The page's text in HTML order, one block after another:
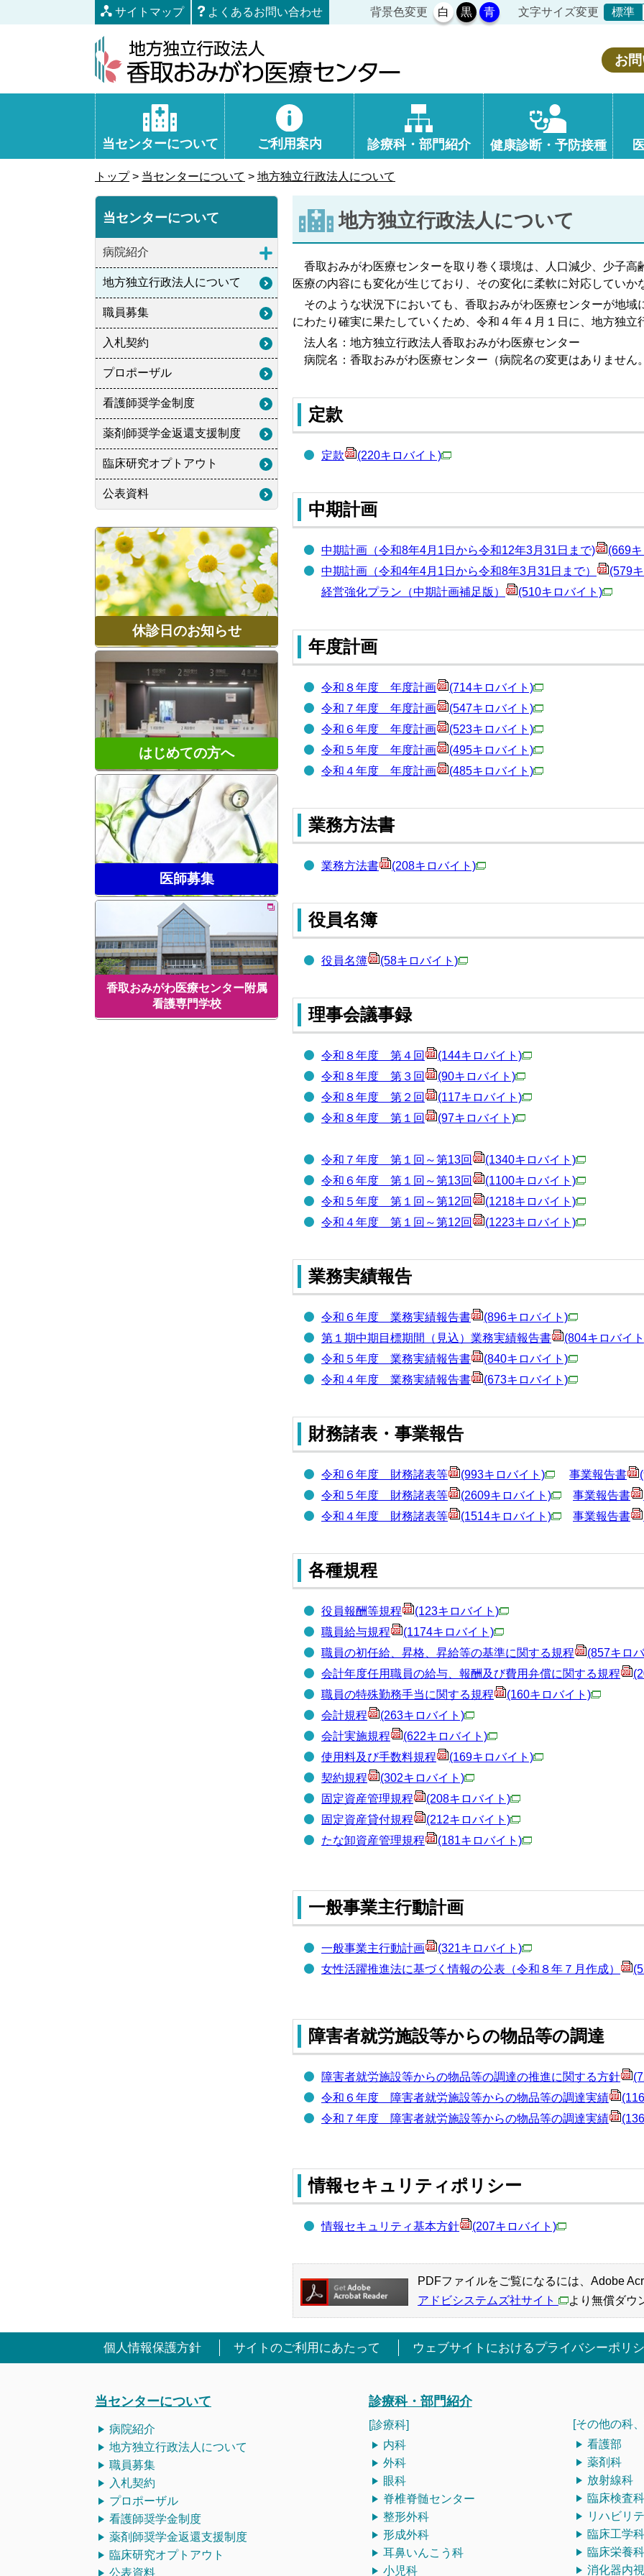
文
サイトマップ よくあるお問い合わせ 背景色変更 白 黒 青 文字サイズ変更 標準
お
当センターについて ご利用案内 診療科・部門紹介 健康診断・予防接種
トップ > 当センターについて > 地方独立行政法人について
地方独立行政法人について
香取おみがわ医療センターを取り巻く環境は、人口減少、少子高
医療の内容にも変化が生じており、その変化に柔軟に対応していか
そのような状況下においても、香取おみがわ医療センターが地域
にわたり確実に果たしていくため、令和４年４月１日に、地方独立
法人名：地方独立行政法人香取おみがわ医療センター
病院名：香取おみがわ医療センター（病院名の変更はありません
定款
定款​ (220キロバイト)
中期計画
中期計画（令和8年4月1日から令和12年3月31日まで)
(669
中期計画（令和4年4月1日から令和8年3月31日まで）
(579
経営強化プラン（中期計画補足版）
(510キロバイト)
年度計画
令和８年度 年度計画
(714キロバイト)
令和７年度 年度計画
(547キロバイト)
令和６年度 年度計画
(523キロバイト)
令和５年度 年度計画
(495キロバイト)
令和４年度 年度計画
(485キロバイト)
業務方法書
業務方法書 (208キロバイト)
役員名簿
役員名簿 (58キロバイト)
理事会議事録
令和８年度 第４回
(144キロバイト)
令和８年度 第３回
(90キロバイト)
令和８年度 第２回
(117キロバイト)
令和８年度 第１回
(97キロバイト)
令和７年度 第１回～第13回
(1340キロバイト)
令和６年度 第１回～第13回
(1100キロバイト)
令和５年度 第１回～第12回
(1218キロバイト)
令和４年度 第１回～第12回
(1223キロバイト)
業務実績報告
令和６年度 業務実績報告書
(896キロバイト)
第１期中期目標期間（見込）業務実績報告書
(804キロバイ
令和５年度 業務実績報告書
(840キロバイト)
令和４年度 業務実績報告書
(673キロバイト)
財務諸表・事業報告
令和６年度 財務諸表等 (993キロバイト) 事業報告書
令和５年度 財務諸表等
(2609キロバイト) 事業報告書
令和４年度 財務諸表等
(1514キロバイト) 事業報告書
各種規程
役員報酬等規程
(123キロバイト)
職員給与規程
(1174キロバイト)
職員の初任給、昇格、昇給等の基準に関する規程
(857キロ
会計年度任用職員の給与、報酬及び費用弁償に関する規程
職員の特殊勤務手当に関する規程
(160キロバイト)
会計規程
(263キロバイト)
会計実施規程
(622キロバイト)
使用料及び手数料規程
(169キロバイト)
契約規程
(302キロバイト)
固定資産管理規程
(208キロバイト)
固定資産貸付規程
(212キロバイト)
たな卸資産管理規程
(181キロバイト)
一般事業主行動計画
一般事業主行動計画
(321キロバイト)
女性活躍推進法に基づく情報の公表（令和８年７月作成）
障害者就労施設等からの物品等の調達
障害者就労施設等からの物品等の調達の推進に関する方針
令和６年度 障害者就労施設等からの物品等の調達実績
令和７年度 障害者就労施設等からの物品等の調達実績
情報セキュリティポリシー
情報セキュリティ基本方針 (207キロバイト)
PDFファイルをご覧になるには、Adobe
アドビシステムズ社サイト
より無償ダウ
当センターについて
病院紹介
地方独立行政法人について
職員募集
入札契約
プロポーザル
看護師奨学金制度
薬剤師奨学金返還支援制度
臨床研究オプトアウト
公表資料
休診日のお知らせ
はじめての方へ
医師募集
香取おみがわ医療センター附属
看護専門学校
個人情報保護方針 サイトのご利用にあたって ウェブサイトにおけるプライバシーポリ
当センターについて
病院紹介
地方独立行政法人について
職員募集
入札契約
プロポーザル
看護師奨学金制度
薬剤師奨学金返還支援制度
臨床研究オプトアウト
公表資料
診療科・部門紹介
[診療科]
内科
外科
眼科
脊椎脊髄センター
整形外科
形成外科
耳鼻いんこう科
小児科
[その他の科
看護部
薬剤科
放射線科
臨床検査科
リハビリ
臨床工学科
臨床栄養科
消化器内